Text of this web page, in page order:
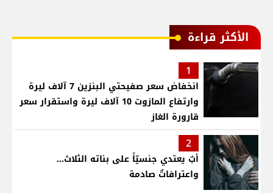
الأكثر قراءة
1
انخفاض سعر صفيحتي البنزين 7 آلاف ليرة
وارتفاع المازوت 10 آلاف ليرة واستقرار سعر
قارورة الغاز
2
أبٌ يعتدي جنسيّاً على بناته الثلاث…
واعترافاتٌ صادمة